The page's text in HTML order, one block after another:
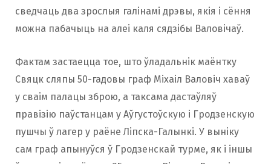
сведчаць два зрослыя галінамі дрэвы, якія і сёння
можна пабачыць на алеі каля сядзібы Валовічаў.
Фактам застаецца тое, што ўладальнік маёнтку
Свяцк сляпы 50-гадовы граф Міхаіл Валовіч хаваў
у сваім палацы зброю, а таксама дастаўляў
правізію паўстанцам у Аўгустоўскую і Гродзенскую
пушчы ў лагер у раёне Ліпска-Галынкі. У выніку
сам граф апынуўся ў Гродзенскай турме, як і іншы